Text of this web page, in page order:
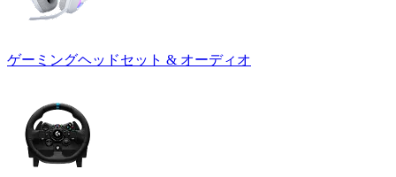
ゲーミングヘッドセット & オーディオ